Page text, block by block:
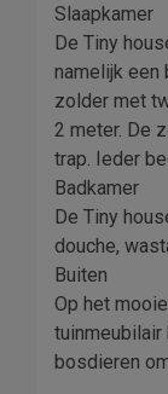
Slaapkamer
De Tiny
namelijk een
zolder met
2 meter. De
trap. Ieder
Badkamer
De Tiny
douche,
Buiten
Op het
tuinmeubilair
bosdieren